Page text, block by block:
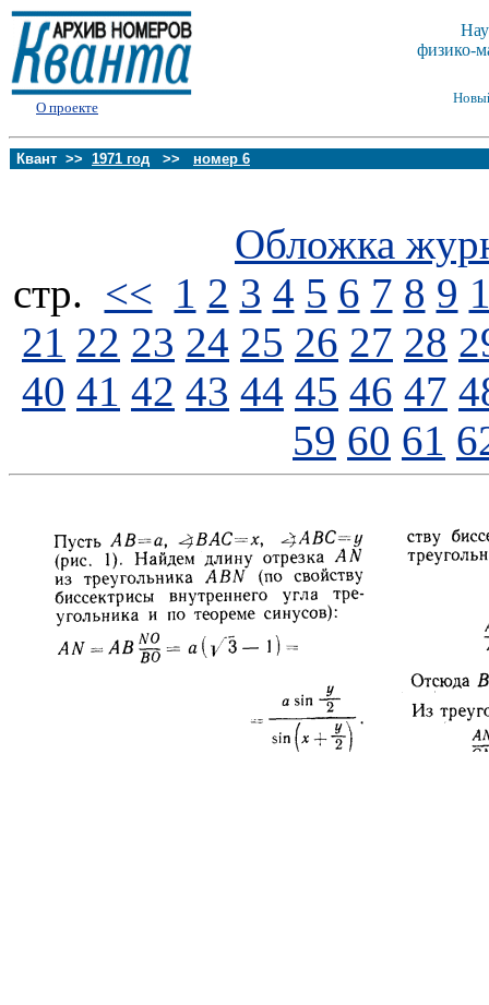
О проекте
физико-
Квант >> 1971 год >> номер 6
Обложка
стp. << 1 2 3 4 5 6 7 8 9
21 22 23 24 25 26 27 28
40 41 42 43 44 45 46 47
59 60 61